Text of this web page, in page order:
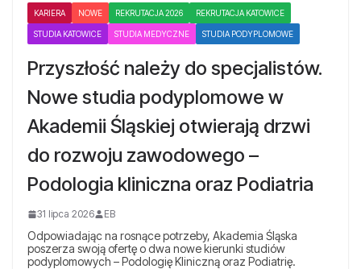
KARIERA NOWE REKRUTACJA 2026 REKRUTACJA KATOWICE
STUDIA KATOWICE STUDIA MEDYCZNE STUDIA PODYPLOMOWE
Przyszłość należy do specjalistów.
Nowe studia podyplomowe w
Akademii Śląskiej otwierają drzwi
do rozwoju zawodowego –
Podologia kliniczna oraz Podiatria
31 lipca 2026 EB
Odpowiadając na rosnące potrzeby, Akademia Śląska
poszerza swoją ofertę o dwa nowe kierunki studiów
podyplomowych – Podologię Kliniczną oraz Podiatrię.